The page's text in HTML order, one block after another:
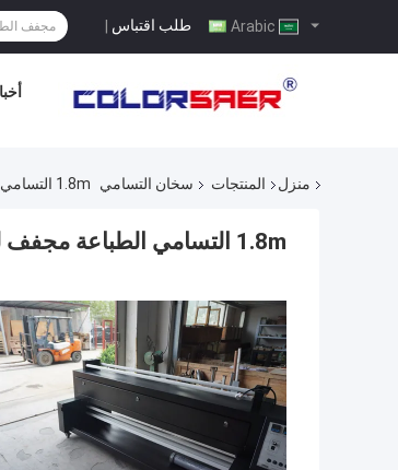
طلب اقتباس |
منزل المنتجات سخان التسامي 1.8m التسامي الطباعة مجفف للنسيج البوليستر ، التلقائي
1.8m التسامي الطباعة مجفف للنسيج البوليستر ، التلقائي